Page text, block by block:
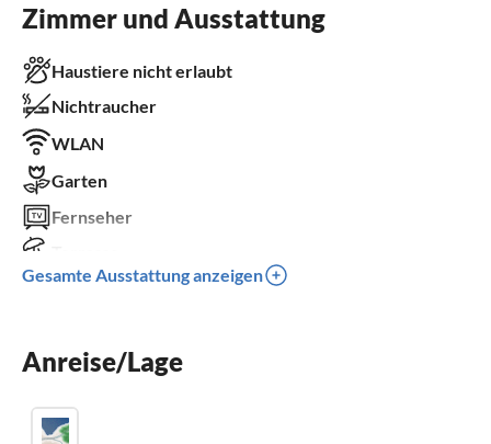
Zimmer und Ausstattung
Haustiere nicht erlaubt
Nichtraucher
WLAN
Garten
Fernseher
Spülmaschine
Sauna
Gesamte Ausstattung anzeigen
Anreise/Lage